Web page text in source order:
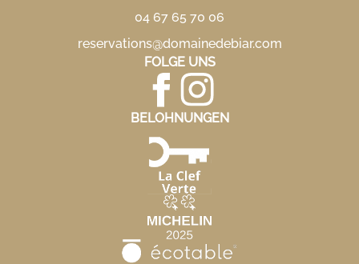
04 67 65 70 06
reservations@domainedebiar.com
FOLGE UNS
BELOHNUNGEN